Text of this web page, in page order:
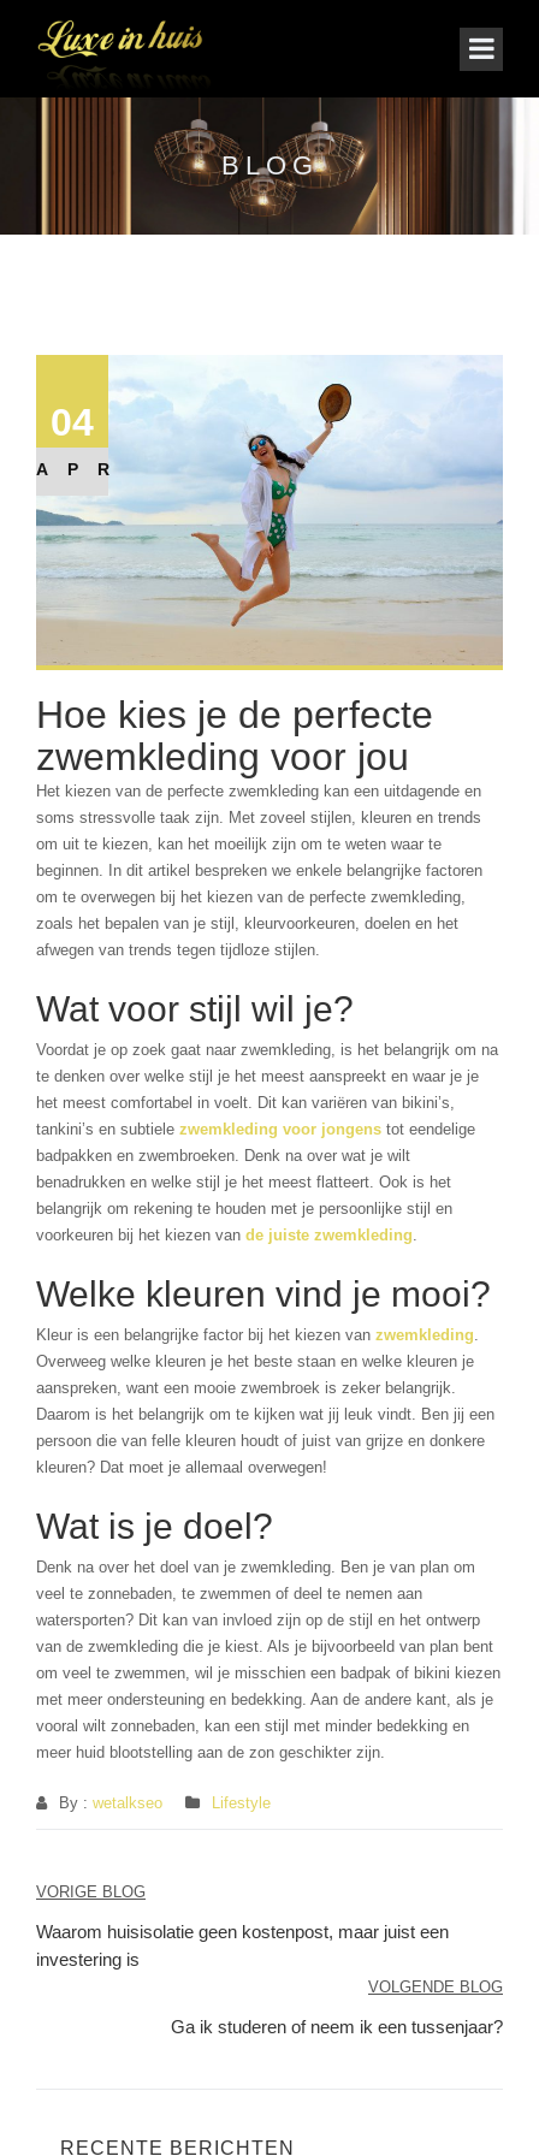
BLOG
04
APR
Hoe kies je de perfecte
zwemkleding voor jou
Het kiezen van de perfecte zwemkleding kan een uitdagende en
soms stressvolle taak zijn. Met zoveel stijlen, kleuren en trends
om uit te kiezen, kan het moeilijk zijn om te weten waar te
beginnen. In dit artikel bespreken we enkele belangrijke factoren
om te overwegen bij het kiezen van de perfecte zwemkleding,
zoals het bepalen van je stijl, kleurvoorkeuren, doelen en het
afwegen van trends tegen tijdloze stijlen.
Wat voor stijl wil je?
Voordat je op zoek gaat naar zwemkleding, is het belangrijk om na
te denken over welke stijl je het meest aanspreekt en waar je je
het meest comfortabel in voelt. Dit kan variëren van bikini’s,
tankini’s en subtiele zwemkleding voor jongens tot eendelige
badpakken en zwembroeken. Denk na over wat je wilt
benadrukken en welke stijl je het meest flatteert. Ook is het
belangrijk om rekening te houden met je persoonlijke stijl en
voorkeuren bij het kiezen van de juiste zwemkleding.
Welke kleuren vind je mooi?
Kleur is een belangrijke factor bij het kiezen van zwemkleding.
Overweeg welke kleuren je het beste staan en welke kleuren je
aanspreken, want een mooie zwembroek is zeker belangrijk.
Daarom is het belangrijk om te kijken wat jij leuk vindt. Ben jij een
persoon die van felle kleuren houdt of juist van grijze en donkere
kleuren? Dat moet je allemaal overwegen!
Wat is je doel?
Denk na over het doel van je zwemkleding. Ben je van plan om
veel te zonnebaden, te zwemmen of deel te nemen aan
watersporten? Dit kan van invloed zijn op de stijl en het ontwerp
van de zwemkleding die je kiest. Als je bijvoorbeeld van plan bent
om veel te zwemmen, wil je misschien een badpak of bikini kiezen
met meer ondersteuning en bedekking. Aan de andere kant, als je
vooral wilt zonnebaden, kan een stijl met minder bedekking en
meer huid blootstelling aan de zon geschikter zijn.
By : wetalkseo Lifestyle
Berichtnavigatie
VORIGE BLOG
Waarom huisisolatie geen kostenpost, maar juist een
investering is
VOLGENDE BLOG
Ga ik studeren of neem ik een tussenjaar?
RECENTE BERICHTEN